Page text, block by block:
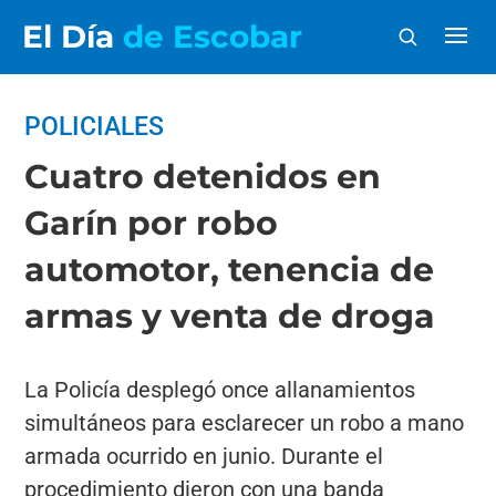
El Día de Escobar
POLICIALES
Cuatro detenidos en
Garín por robo
automotor, tenencia de
armas y venta de droga
La Policía desplegó once allanamientos
simultáneos para esclarecer un robo a mano
armada ocurrido en junio. Durante el
procedimiento dieron con una banda